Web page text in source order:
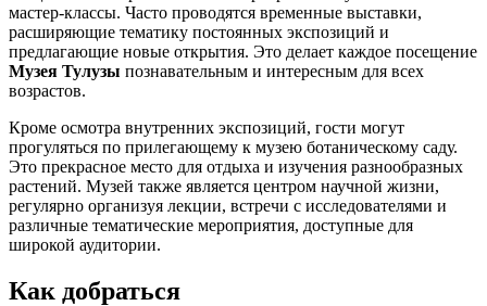
мастер-классы. Часто проводятся временные выставки,
расширяющие тематику постоянных экспозиций и
предлагающие новые открытия. Это делает каждое посещение
Музея Тулузы познавательным и интересным для всех
возрастов.
Кроме осмотра внутренних экспозиций, гости могут
прогуляться по прилегающему к музею ботаническому саду.
Это прекрасное место для отдыха и изучения разнообразных
растений. Музей также является центром научной жизни,
регулярно организуя лекции, встречи с исследователями и
различные тематические мероприятия, доступные для
широкой аудитории.
Как добраться